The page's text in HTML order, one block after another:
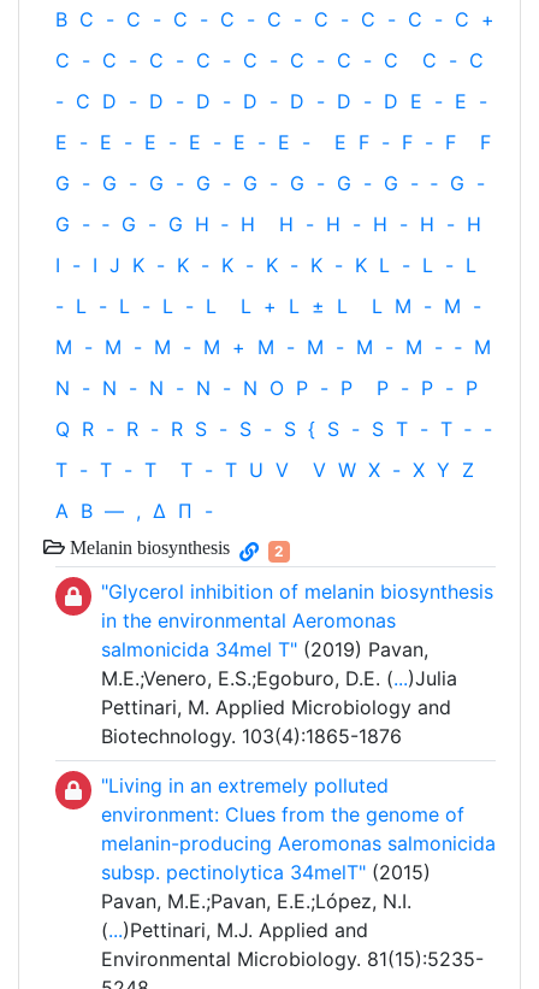
B C - C - C - C - C - C - C - C - C +
C - C - C - C - C - C - C - C C - C
- C D - D - D - D - D - D - D E - E -
E - E - E - E - E - E - E F - F - F
F
G - G - G - G - G - G - G - G - ‐ G -
G - ‐ G - G H ‐ H H - H - H - H - H
I - I J K - K - K - K - K - K L - L - L
- L - L - L - L L + L ± L L M - M -
M - M - M - M + M - M - M - M - ‐ M
N - N - N - N - N O P - P P - P - P
Q R - R - R S - S - S { S - S T - T ‐ -
T - T - T T - T U V V W X - X Y Z
Α Β — , Δ Π -
Melanin biosynthesis 2
"Glycerol inhibition of melanin biosynthesis
in the environmental Aeromonas
salmonicida 34mel T" (2019) Pavan,
M.E.;Venero, E.S.;Egoburo, D.E. (...)Julia
Pettinari, M. Applied Microbiology and
Biotechnology. 103(4):1865-1876
"Living in an extremely polluted
environment: Clues from the genome of
melanin-producing Aeromonas salmonicida
subsp. pectinolytica 34melT" (2015)
Pavan, M.E.;Pavan, E.E.;López, N.I.
(...)Pettinari, M.J. Applied and
Environmental Microbiology. 81(15):5235-